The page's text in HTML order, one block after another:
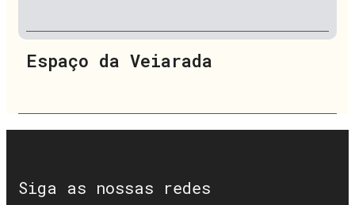
Espaço da Veiarada
Siga as nossas redes